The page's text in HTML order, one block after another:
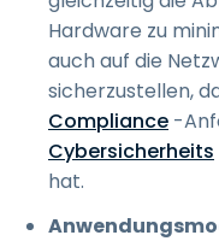
Hardware zu
auch auf die
sicherzustellen,
Compliance -
Cybersicherheits
hat.